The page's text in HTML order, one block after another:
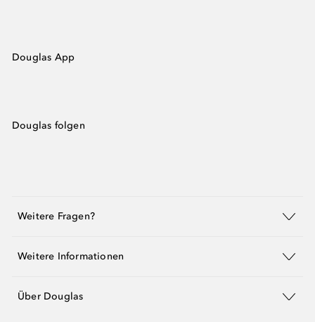
Douglas App
Douglas folgen
Weitere Fragen?
Weitere Informationen
Über Douglas